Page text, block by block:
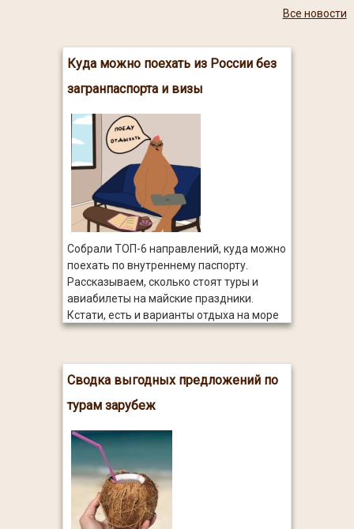
Все новости
Куда можно поехать из России без
загранпаспорта и визы
Собрали ТОП-6 направлений, куда можно
поехать по внутреннему паспорту.
Рассказываем, сколько стоят туры и
авиабилеты на майские праздники.
Кстати, есть и варианты отдыха на море
Сводка выгодных предложений по
турам зарубеж